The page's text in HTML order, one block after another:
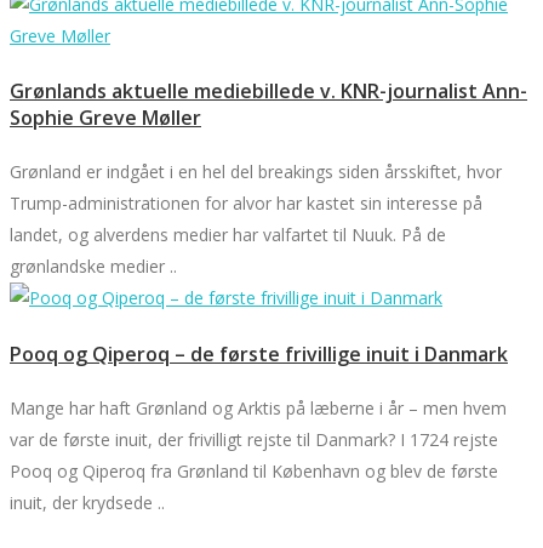
Grønlands aktuelle mediebillede v. KNR-journalist Ann-
Sophie Greve Møller
Grønland er indgået i en hel del breakings siden årsskiftet, hvor
Trump-administrationen for alvor har kastet sin interesse på
landet, og alverdens medier har valfartet til Nuuk. På de
grønlandske medier ..
Pooq og Qiperoq – de første frivillige inuit i Danmark
Mange har haft Grønland og Arktis på læberne i år – men hvem
var de første inuit, der frivilligt rejste til Danmark? I 1724 rejste
Pooq og Qiperoq fra Grønland til København og blev de første
inuit, der krydsede ..